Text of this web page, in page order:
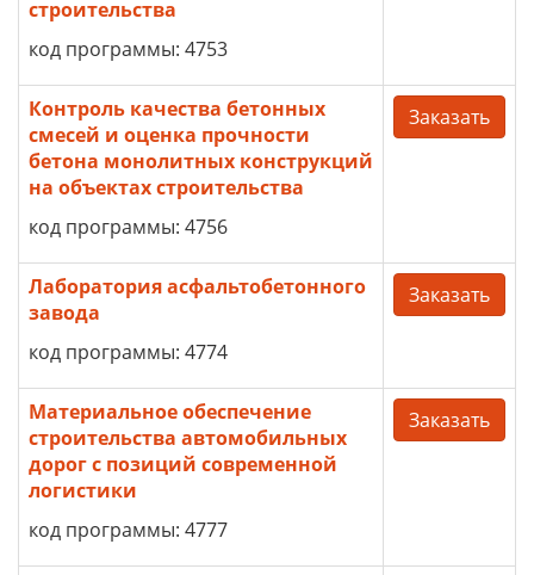
строительства
код программы: 4753
Контроль качества бетонных
смесей и оценка прочности
бетона монолитных конструкций
на объектах строительства
код программы: 4756
Заказать
Лаборатория асфальтобетонного
завода
код программы: 4774
Заказать
Материальное обеспечение
строительства автомобильных
дорог с позиций современной
логистики
код программы: 4777
Заказать